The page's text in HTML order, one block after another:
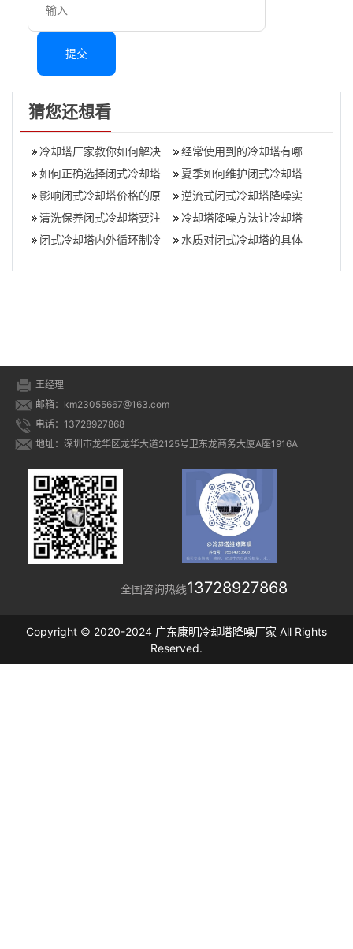
提交
猜您还想看
冷却塔厂家教你如何解决
冷却塔带来的噪音扰民​,冷
却塔工作
经常使用到的冷却塔有哪
几种(生活中普遍见到的冷
却塔类型)
如何正确选择闭式冷却塔
（好的闭式冷却塔应满足
哪些条件）,闭式
夏季如何维护闭式冷却塔
填料(冷却塔填料怎么处理)
影响闭式冷却塔价格的原
因有哪些
逆流式闭式冷却塔降噪实
施方案（闭式冷却塔噪声
控制）,逆流式冷
清洗保养闭式冷却塔要注
意这几点(冷却塔保养清洗
冷却塔降噪方法让冷却塔
“安静”？,静凉冷却塔
闭式冷却塔内外循环制冷
水质对闭式冷却塔的具体
王经理
邮箱：km23055667@163.com
电话：13728927868
地址：深圳市龙华区龙华大道2125号卫东龙商务大厦A座1916A
全国咨询热线13728927868
Copyright © 2020-2024 广东康明冷却塔降噪厂家 All Rights
Reserved.